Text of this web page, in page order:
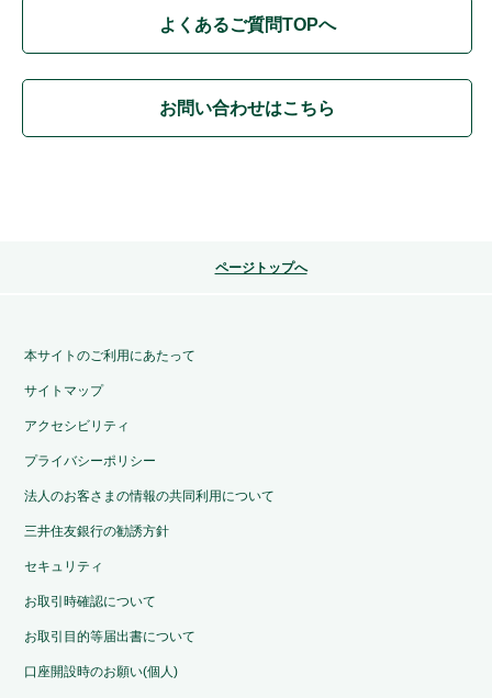
よくあるご質問TOPへ
お問い合わせはこちら
ページトップへ
本サイトのご利用にあたって
サイトマップ
アクセシビリティ
プライバシーポリシー
法人のお客さまの情報の共同利用について
三井住友銀行の勧誘方針
セキュリティ
お取引時確認について
お取引目的等届出書について
口座開設時のお願い(個人)